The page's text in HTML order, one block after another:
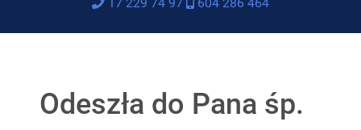
Odeszła do Pana śp.